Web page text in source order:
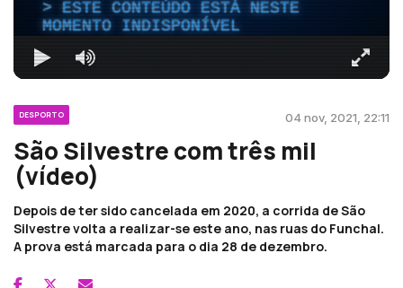
ESTE CONTEÚDO ESTÁ NESTE
MOMENTO INDISPONÍVEL
DESPORTO 04 nov, 2021, 22:11
São Silvestre com três mil
(vídeo)
Depois de ter sido cancelada em 2020, a corrida de São
Silvestre volta a realizar-se este ano, nas ruas do Funchal.
A prova está marcada para o dia 28 de dezembro.